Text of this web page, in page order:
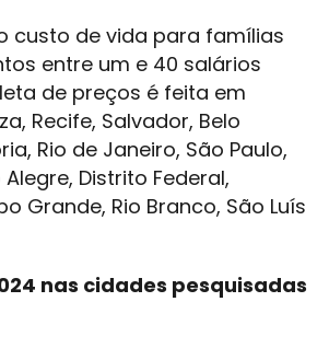
custo de vida para famílias
entre um e 40 salários
de preços é feita em
Recife, Salvador, Belo
Rio de Janeiro, São Paulo,
Distrito Federal,
Grande, Rio Branco, São Luís
nas cidades pesquisadas